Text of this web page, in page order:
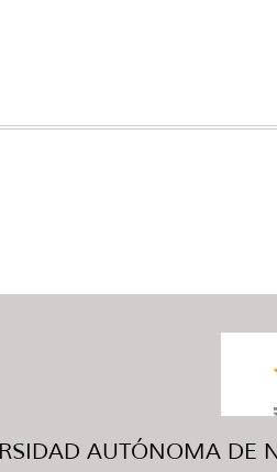
AUTÓNOMA DE